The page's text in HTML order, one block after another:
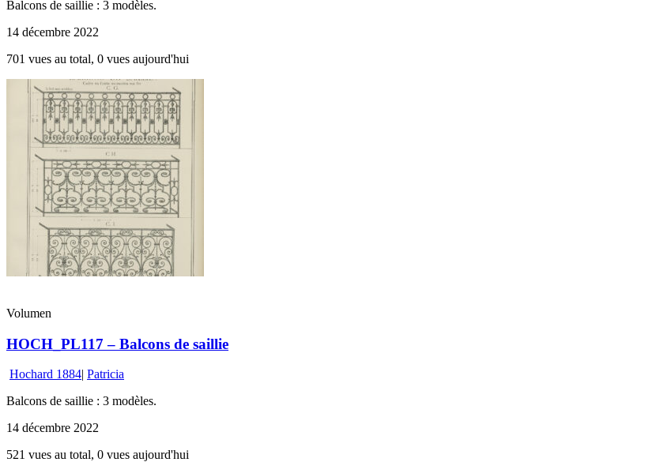
Balcons de saillie : 3 modèles.
14 décembre 2022
701 vues au total, 0 vues aujourd'hui
Volumen
HOCH_PL117 – Balcons de saillie
Hochard 1884| Patricia
Balcons de saillie : 3 modèles.
14 décembre 2022
521 vues au total, 0 vues aujourd'hui